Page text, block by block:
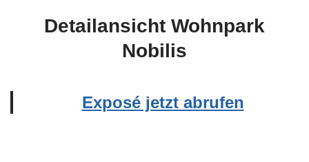
Detailansicht Wohnpark
Nobilis
Exposé jetzt abrufen